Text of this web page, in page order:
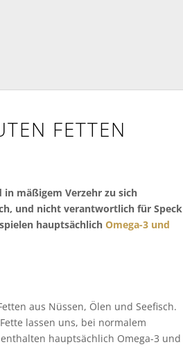
FETTEN
mäßigem Verzehr zu sich
und nicht verantwortlich für Speck
hauptsächlich Omega-3 und
aus Nüssen, Ölen und Seefisch.
lassen uns, bei normalem
hauptsächlich Omega-3 und